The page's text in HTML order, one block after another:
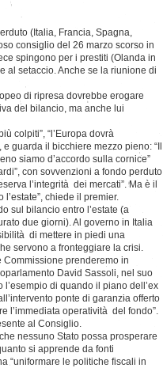
(Italia, Francia, Spagna,
consiglio del 26 marzo scorso in
spingono per i prestiti (Olanda in
al setaccio. Anche se la riunione di
di ripresa dovrebbe erogare
del bilancio, ma anche lui
colpiti”, “l’Europa dovrà
guarda il bicchiere mezzo pieno: “Il
siamo d’accordo sulla cornice”
con sovvenzioni a fondo perduto
l’integrità dei mercati”. Ma è il
chiede il premier.
sul bilancio entro l’estate (a
due giorni). Al governo in Italia
di mettere in piedi una
servono a fronteggiare la crisi.
Commissione prenderemo in
David Sassoli, nel suo
di quando il piano dell’ex
ponte di garanzia offerto
l’immediata operatività del fondo”.
al Consiglio.
nessuno Stato possa prosperare
si apprende da fonti
“uniformare le politiche fiscali in